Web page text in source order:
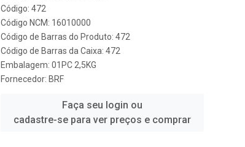
Código: 472
Código NCM: 16010000
Código de Barras do Produto: 472
Código de Barras da Caixa: 472
Embalagem: 01PC 2,5KG
Fornecedor: BRF
Faça seu login ou
cadastre-se para ver preços e comprar